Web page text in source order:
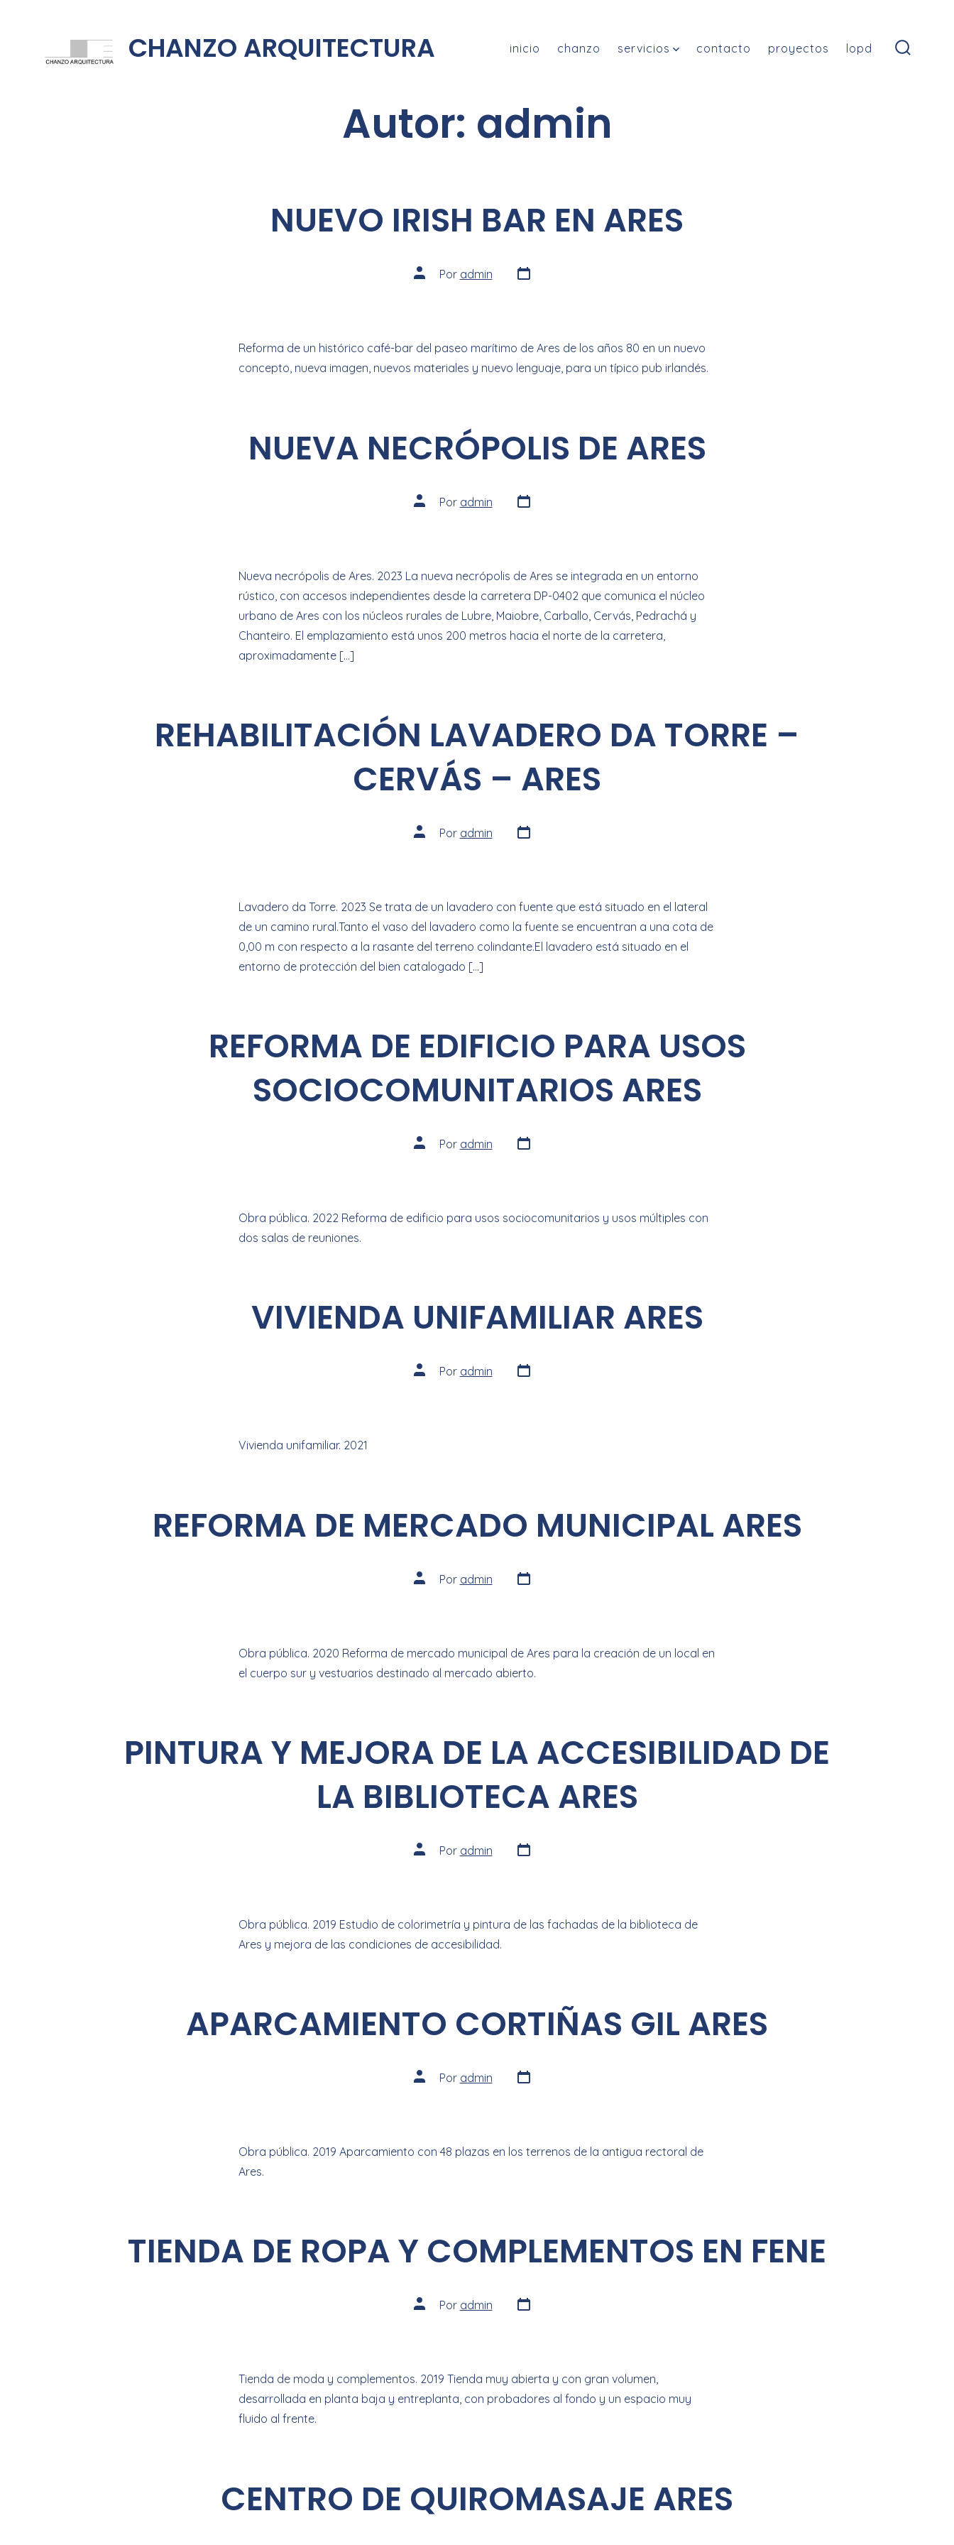
CHANZO ARQUITECTURA inicio chanzo servicios contacto proyectos lopd
Autor: admin
NUEVO IRISH BAR EN ARES
Por admin
Reforma de un histórico café-bar del paseo marítimo de Ares de los años 80 en un nuevo
concepto, nueva imagen, nuevos materiales y nuevo lenguaje, para un típico pub irlandés.
NUEVA NECRÓPOLIS DE ARES
Por admin
Nueva necrópolis de Ares. 2023 La nueva necrópolis de Ares se integrada en un entorno
rústico, con accesos independientes desde la carretera DP-0402 que comunica el núcleo
urbano de Ares con los núcleos rurales de Lubre, Maiobre, Carballo, Cervás, Pedrachá y
Chanteiro. El emplazamiento está unos 200 metros hacia el norte de la carretera,
aproximadamente […]
REHABILITACIÓN LAVADERO DA TORRE –
CERVÁS – ARES
Por admin
Lavadero da Torre. 2023 Se trata de un lavadero con fuente que está situado en el lateral
de un camino rural.Tanto el vaso del lavadero como la fuente se encuentran a una cota de
0,00 m con respecto a la rasante del terreno colindante.El lavadero está situado en el
entorno de protección del bien catalogado […]
REFORMA DE EDIFICIO PARA USOS
SOCIOCOMUNITARIOS ARES
Por admin
Obra pública. 2022 Reforma de edificio para usos sociocomunitarios y usos múltiples con
dos salas de reuniones.
VIVIENDA UNIFAMILIAR ARES
Por admin
Vivienda unifamiliar. 2021
REFORMA DE MERCADO MUNICIPAL ARES
Por admin
Obra pública. 2020 Reforma de mercado municipal de Ares para la creación de un local en
el cuerpo sur y vestuarios destinado al mercado abierto.
PINTURA Y MEJORA DE LA ACCESIBILIDAD DE
LA BIBLIOTECA ARES
Por admin
Obra pública. 2019 Estudio de colorimetría y pintura de las fachadas de la biblioteca de
Ares y mejora de las condiciones de accesibilidad.
APARCAMIENTO CORTIÑAS GIL ARES
Por admin
Obra pública. 2019 Aparcamiento con 48 plazas en los terrenos de la antigua rectoral de
Ares.
TIENDA DE ROPA Y COMPLEMENTOS EN FENE
Por admin
Tienda de moda y complementos. 2019 Tienda muy abierta y con gran volumen,
desarrollada en planta baja y entreplanta, con probadores al fondo y un espacio muy
fluido al frente.
CENTRO DE QUIROMASAJE ARES